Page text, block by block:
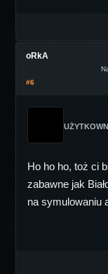
oRkA
#6
Ho ho ho, toż ci
zabawne jak
na symulowaniu